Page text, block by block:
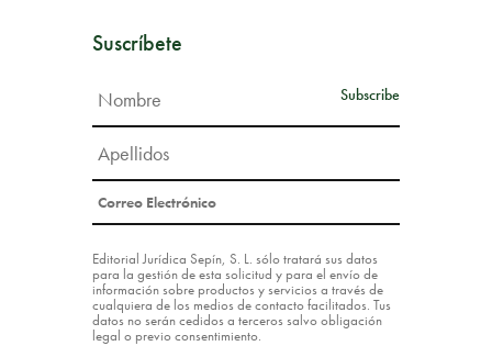
Suscríbete
Editorial Jurídica Sepín, S. L. sólo tratará sus datos
para la gestión de esta solicitud y para el envío de
información sobre productos y servicios a través de
cualquiera de los medios de contacto facilitados. Tus
datos no serán cedidos a terceros salvo obligación
legal o previo consentimiento.